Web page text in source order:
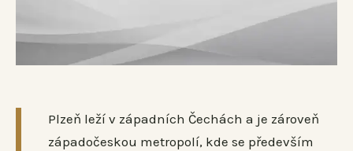
Plzeň leží v západních Čechách a je zároveň
západočeskou metropolí, kde se především